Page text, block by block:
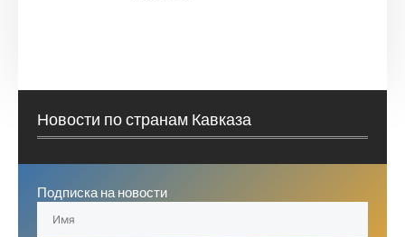
Новости по странам Кавказа
Подписка на новости